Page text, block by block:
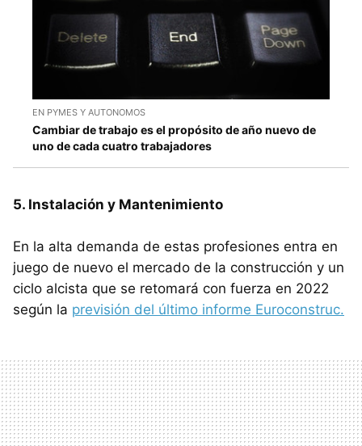
EN PYMES Y AUTONOMOS
Cambiar de trabajo es el propósito de año nuevo de
uno de cada cuatro trabajadores
5. Instalación y Mantenimiento
En la alta demanda de estas profesiones entra en
juego de nuevo el mercado de la construcción y un
ciclo alcista que se retomará con fuerza en 2022
según la previsión del último informe Euroconstruc.